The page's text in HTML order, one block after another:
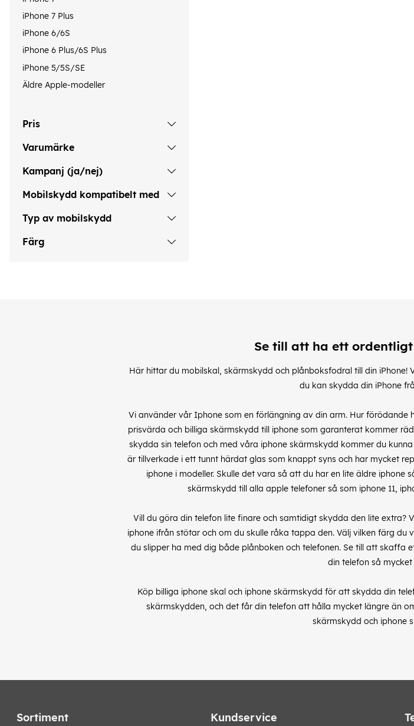
iPhone 7 Plus
iPhone 6/6S
iPhone 6 Plus/6S Plus
iPhone 5/5S/SE
Äldre Apple-modeller
Pris
Varumärke
Kampanj (ja/nej)
Mobilskydd kompatibelt med
Typ av mobilskydd
Färg
Se till att ha ett
Här hittar du mobilskal, skärmskydd och plånboksfodral till din
du kan skydda din iPhone
Vi använder vår Iphone som en förlängning av din arm. Hur förödande
prisvärda och billiga skärmskydd till iphone som garanterat kommer
skydda sin telefon och med våra iphone skärmskydd kommer du
är tillverkade i ett tunnt härdat glas som knappt syns och har mycket
iphone i modeller. Skulle det vara så att du har en lite äldre
skärmskydd till alla apple telefoner så som iphone 11,
Vill du göra din telefon lite finare och samtidigt skydda den lite
iphone ifrån stötar och om du skulle råka tappa den. Välj vilken färg
du slipper ha med dig både plånboken och telefonen. Se till att skaffa
din telefon så
Köp billiga iphone skal och iphone skärmskydd för att skydda din
skärmskydden, och det får din telefon att hålla mycket längre än
skärmskydd och iphone
Sortiment Kundservice